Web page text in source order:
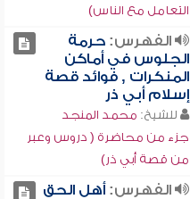
التعامل مع الناس)
الفهرس:حرمة
الجلوس في أماكن
المنكرات , فوائد قصة
إسلام أبي ذر
للشيخ: محمد المنجد
جزء من محاضرة ( دروس وعبر
من قصة أبي ذر)
الفهرس:أهل الحق